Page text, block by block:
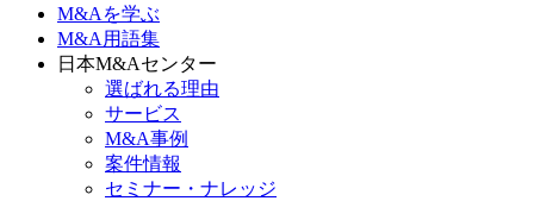
M&Aを学ぶ
M&A用語集
日本M&Aセンター
選ばれる理由
サービス
M&A事例
案件情報
セミナー・ナレッジ